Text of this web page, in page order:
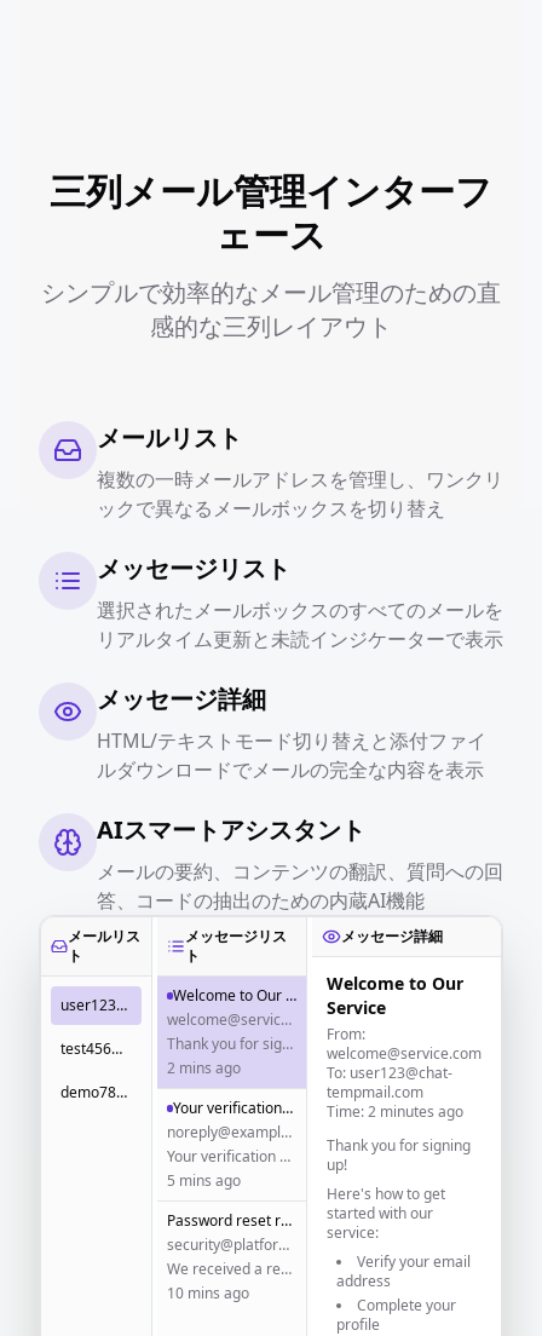
三列メール管理インターフ
ェース
シンプルで効率的なメール管理のための直
感的な三列レイアウト
メールリスト
複数の一時メールアドレスを管理し、ワンクリ
ックで異なるメールボックスを切り替え
メッセージリスト
選択されたメールボックスのすべてのメールを
リアルタイム更新と未読インジケーターで表示
メッセージ詳細
HTML/テキストモード切り替えと添付ファイ
ルダウンロードでメールの完全な内容を表示
AIスマートアシスタント
メールの要約、コンテンツの翻訳、質問への回
答、コードの抽出のための内蔵AI機能
メールリス
ト
user123@chat-tempmail.com
test456@temp-email.io
demo789@disposable.email
メッセージリス
ト
Welcome to Our Service
welcome@service.com
Thank you for signing up! Here's how to get started...
2 mins ago
Your verification code
noreply@example.com
Your verification code is: 123456
5 mins ago
Password reset request
security@platform.com
We received a request to reset your password...
10 mins ago
メッセージ詳細
Welcome to Our
Service
From:
welcome@service.com
To: user123@chat-
tempmail.com
Time: 2 minutes ago
Thank you for signing
up!
Here's how to get
started with our
service:
Verify your email
address
Complete your
profile